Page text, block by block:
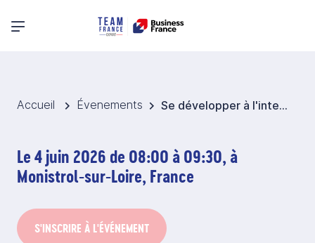
Menu principal
Accueil Évenements Se développer à l'international, ça ne se fait pas en touriste
Le 4 juin 2026 de 08:00 à 09:30, à
Monistrol-sur-Loire, France
S'INSCRIRE À L'ÉVÉNEMENT